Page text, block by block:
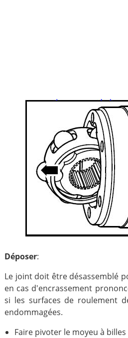
Déposer:
Le joint doit être désassemblé
en cas d'encrassement
si les surfaces de roulement
endommagées.
Faire pivoter le moyeu à billes